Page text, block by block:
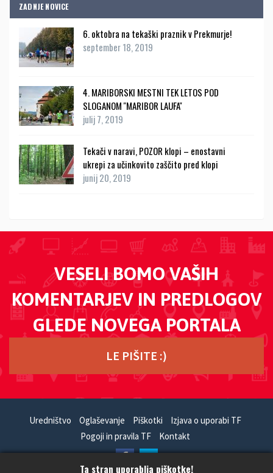
ZADNJE NOVICE
6. oktobra na tekaški praznik v Prekmurje!
september 18, 2019
4. MARIBORSKI MESTNI TEK LETOS POD
SLOGANOM ''MARIBOR LAUFA''
julij 7, 2019
Tekači v naravi, POZOR klopi – enostavni
ukrepi za učinkovito zaščito pred klopi
junij 20, 2019
VESELI BOMO VAŠIH
KOMENTARJEV IN PREDLOGOV
GLEDE NOVEGA PORTALA
LE PIŠITE :)
Uredništvo Oglaševanje Piškotki
Izjava o uporabi TF
Pogoji in pravila TF
Kontakt
Ta stran uporablja piškotke!